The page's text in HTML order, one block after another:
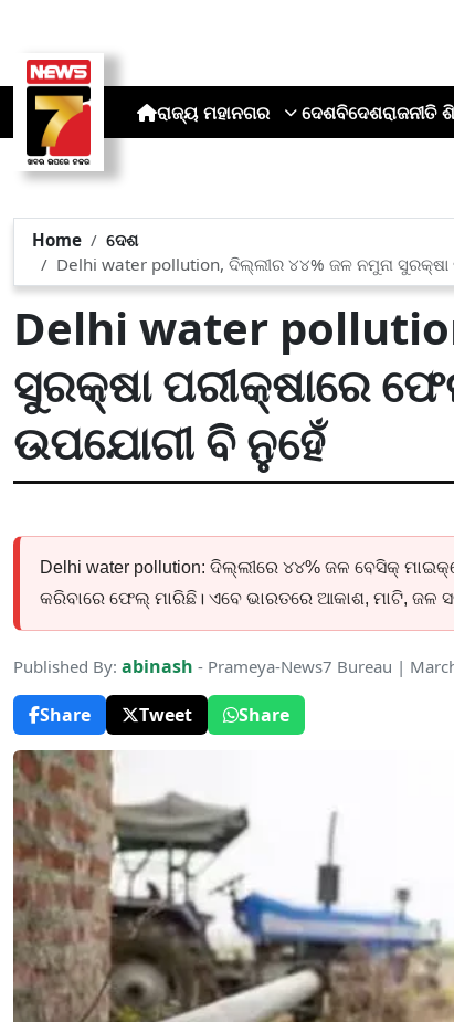
ରାଜ୍ୟ ମହାନଗର ଦେଶବିଦେଶରାଜନୀତି
Home
ଦେଶ
Delhi water pollution, ଦିଲ୍ଲୀର ୪୪% ଜଳ ନମୁନା
Delhi water
ସୁରକ୍ଷା ପରୀକ୍ଷାରେ
ଉପଯୋଗୀ ବି ନୁହେଁ
Delhi water pollution: ଦିଲ୍ଲୀରେ ୪୪% ଜଳ ବେସିକ୍
କରିବାରେ ଫେଲ୍ ମାରିଛି। ଏବେ ଭାରତରେ ଆକାଶ, ମାଟି, ଜଳ
Published By: abinash - Prameya-News7 Bureau |
Share
Tweet Share